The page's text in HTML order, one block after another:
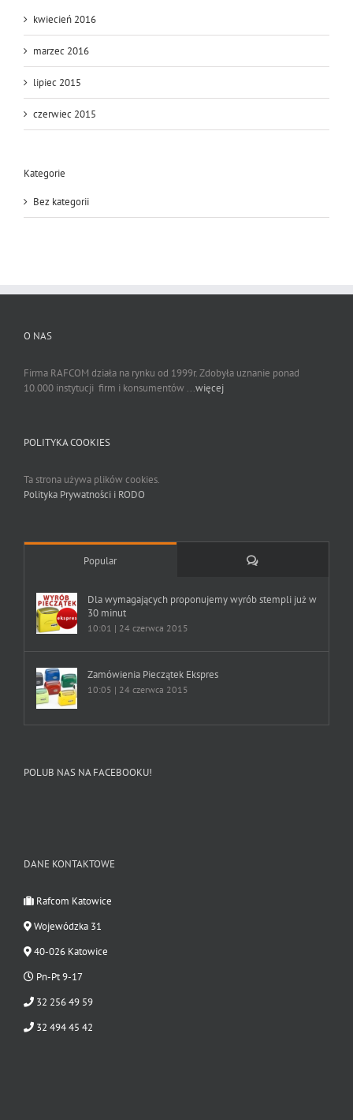
kwiecień 2016
marzec 2016
lipiec 2015
czerwiec 2015
Kategorie
Bez kategorii
O NAS
Firma RAFCOM działa na rynku od 1999r. Zdobyła uznanie ponad
10.000 instytucji firm i konsumentów ...więcej
POLITYKA COOKIES
Ta strona używa plików cookies.
Polityka Prywatności i RODO
Popular Comments
Dla wymagających proponujemy wyrób stempli już w
30 minut
10:01 | 24 czerwca 2015
Zamówienia Pieczątek Ekspres
10:05 | 24 czerwca 2015
POLUB NAS NA FACEBOOKU!
DANE KONTAKTOWE
Rafcom Katowice
Wojewódzka 31
40-026 Katowice
Pn-Pt 9-17
32 256 49 59
32 494 45 42